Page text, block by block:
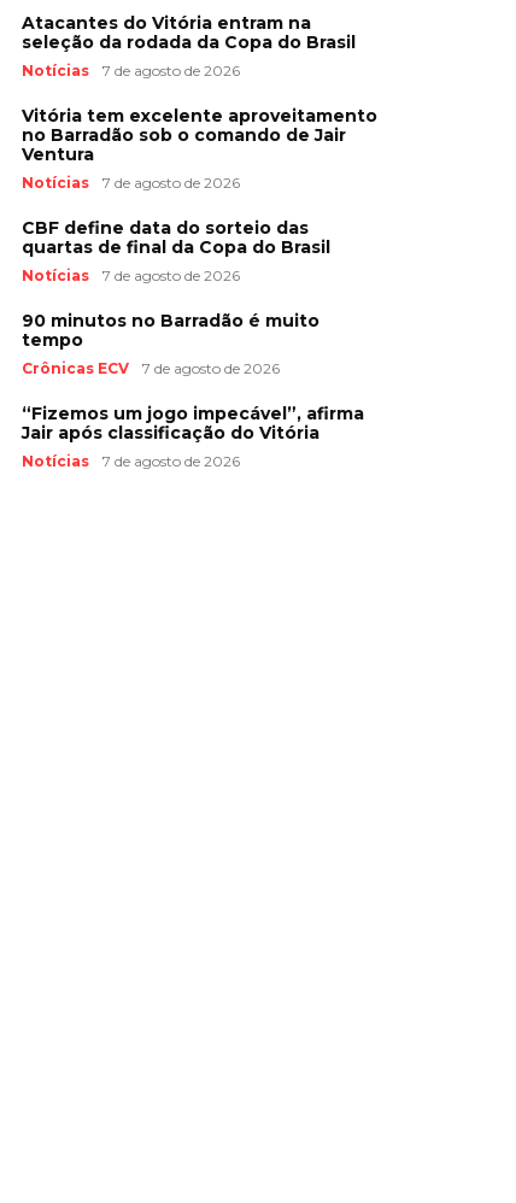
Atacantes do Vitória entram na
seleção da rodada da Copa do Brasil
Notícias 7 de agosto de 2026
Vitória tem excelente aproveitamento
no Barradão sob o comando de Jair
Ventura
Notícias 7 de agosto de 2026
CBF define data do sorteio das
quartas de final da Copa do Brasil
Notícias 7 de agosto de 2026
90 minutos no Barradão é muito
tempo
Crônicas ECV 7 de agosto de 2026
“Fizemos um jogo impecável”, afirma
Jair após classificação do Vitória
Notícias 7 de agosto de 2026